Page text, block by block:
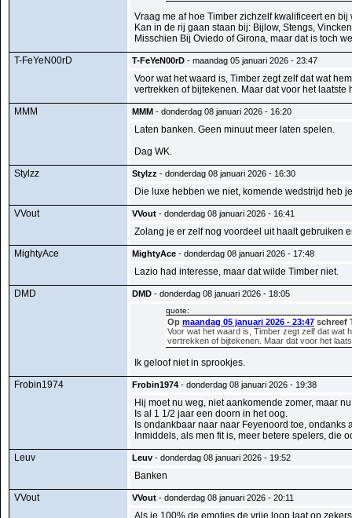
Vraag me af hoe Timber zichzelf kwalificeert en bij
Kan in de rij gaan staan bij: Bijlow, Stengs,
Misschien Bij Oviedo of Girona, maar dat is toch
T-FeYeN00rD
T-FeYeN00rD - maandag 05 januari 2026 - 23:47
Voor wat het waard is, Timber zegt zelf dat wat
vertrekken of bijtekenen. Maar dat voor het
MMM
MMM - donderdag 08 januari 2026 - 16:20
Laten banken. Geen minuut meer laten spelen.
Dag WK.
Stylzz
Stylzz - donderdag 08 januari 2026 - 16:30
Die luxe hebben we niet, komende wedstrijd heb
VVout
VVout - donderdag 08 januari 2026 - 16:41
Zolang je er zelf nog voordeel uit haalt gebruiken
MightyAce
MightyAce - donderdag 08 januari 2026 - 17:48
Lazio had interesse, maar dat wilde Timber niet.
DMD
DMD - donderdag 08 januari 2026 - 18:05
quote:
Op maandag 05 januari 2026 - 23:47 schreef
Voor wat het waard is, Timber zegt zelf dat wat
vertrekken of bijtekenen. Maar dat voor het
Ik geloof niet in sprookjes.
Frobin1974
Frobin1974 - donderdag 08 januari 2026 - 19:38
Hij moet nu weg, niet aankomende zomer, maar
Is al 1 1/2 jaar een doorn in het oog.
Is ondankbaar naar naar Feyenoord toe,
Inmiddels, als men fit is, meer betere spelers, die
Leuv
Leuv - donderdag 08 januari 2026 - 19:52
Banken
VVout
VVout - donderdag 08 januari 2026 - 20:11
Als je 100% de emoties de vrije loop laat op